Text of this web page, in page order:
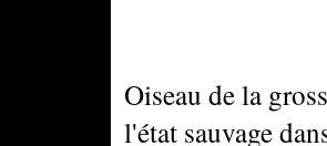
Oiseau de la
l'état sauvage